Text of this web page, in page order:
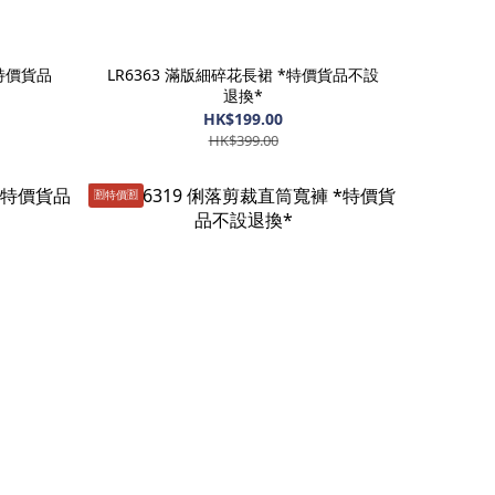
價貨品
LR6363 滿版細碎花長裙 *特價貨品不設
退換*
HK$199.00
HK$399.00
🈹️特價🈹️